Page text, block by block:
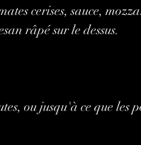
cerises, sauce,
râpé sur le dessus.
ou jusqu'à ce que les